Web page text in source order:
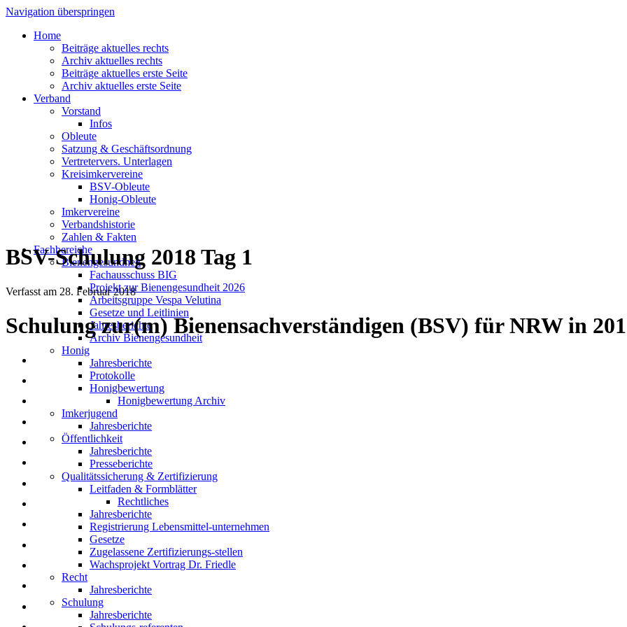
Navigation überspringen
Home
Beiträge aktuelles rechts
Archiv aktuelles rechts
Beiträge aktuelles erste Seite
Archiv aktuelles erste Seite
Verband
Vorstand
Infos
Obleute
Satzung & Geschäftsordnung
Vertretervers. Unterlagen
Kreisimkervereine
BSV-Obleute
Honig-Obleute
Imkervereine
Verbandshistorie
Zahlen & Fakten
Fachbereiche
Bienengesundheit
Fachausschuss BIG
Projekt zur Bienengesundheit 2026
Arbeitsgruppe Vespa Velutina
Gesetze und Leitlinien
Jahresberichte
Archiv Bienengesundheit
Honig
Jahresberichte
Protokolle
Honigbewertung
Honigbewertung Archiv
Imkerjugend
Jahresberichte
Öffentlichkeit
Jahresberichte
Presseberichte
Qualitätssicherung & Zertifizierung
Leitfaden & Formblätter
Rechtliches
Jahresberichte
Registrierung Lebensmittel-unternehmen
Gesetze
Zugelassene Zertifizierungs-stellen
Wachsprojekt Vortrag Dr. Friedle
Recht
Jahresberichte
Schulung
Jahresberichte
BSV-Schulung 2018 Tag 1
Verfasst am 28. Februar 2018
Schulung zur(m) Bienensachverständigen (BSV) für NRW in